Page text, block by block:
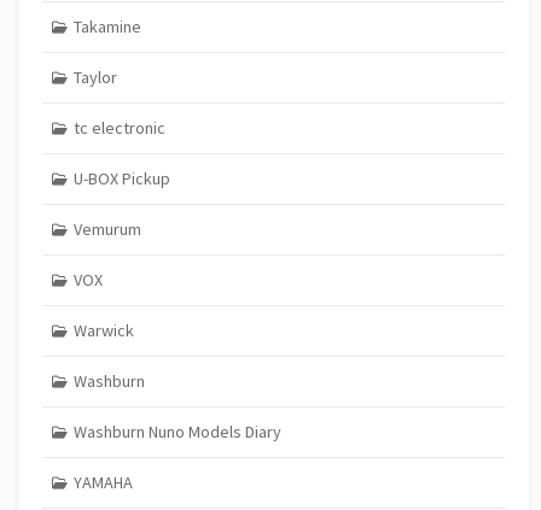
Takamine
Taylor
tc electronic
U-BOX Pickup
Vemurum
VOX
Warwick
Washburn
Washburn Nuno Models Diary
YAMAHA